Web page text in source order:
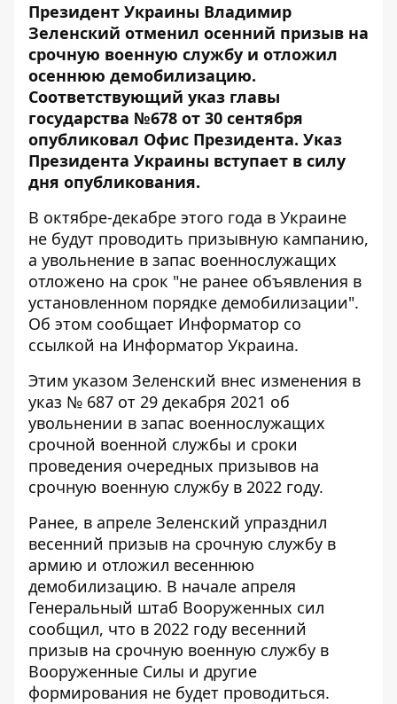
Президент Украины Владимир
Зеленский отменил осенний призыв на
срочную военную службу и отложил
осеннюю демобилизацию.
Соответствующий указ главы
государства №678 от 30 сентября
опубликовал Офис Президента. Указ
Президента Украины вступает в силу
дня опубликования.
В октябре-декабре этого года в Украине
не будут проводить призывную кампанию,
а увольнение в запас военнослужащих
отложено на срок "не ранее объявления в
установленном порядке демобилизации".
Об этом сообщает Информатор со
ссылкой на Информатор Украина.
Этим указом Зеленский внес изменения в
указ № 687 от 29 декабря 2021 об
увольнении в запас военнослужащих
срочной военной службы и сроки
проведения очередных призывов на
срочную военную службу в 2022 году.
Ранее, в апреле Зеленский упразднил
весенний призыв на срочную службу в
армию и отложил весеннюю
демобилизацию. В начале апреля
Генеральный штаб Вооруженных сил
сообщил, что в 2022 году весенний
призыв на срочную военную службу в
Вооруженные Силы и другие
формирования не будет проводиться.